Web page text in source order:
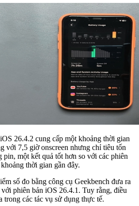
26.4.2 cung cấp một khoảng thời gian
với 7,5 giờ onscreen nhưng chỉ tiêu tốn
một kết quả tốt hơn so với các phiên
thời gian gần đây.
số đo bằng công cụ Geekbench đưa ra
phiên bản iOS 26.4.1. Tuy rằng, điều
trong các tác vụ sử dụng thực tế.